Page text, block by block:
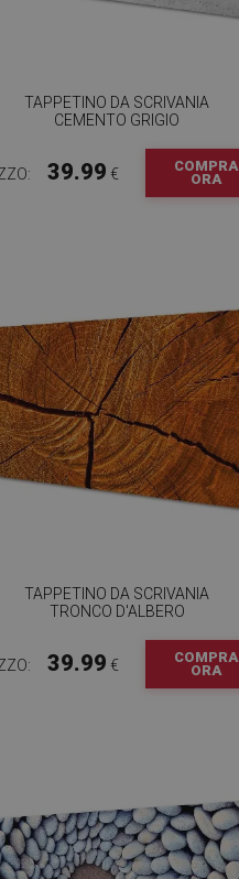
TAPPETINO DA SCRIVANIA
CEMENTO GRIGIO
39.99 €
COMPRA
ORA
TAPPETINO DA SCRIVANIA
TRONCO D'ALBERO
39.99 €
COMPRA
ORA